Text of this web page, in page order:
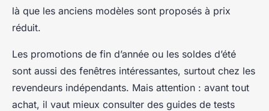
là que les anciens modèles sont proposés à prix
réduit.
Les promotions de fin d’année ou les soldes d’été
sont aussi des fenêtres intéressantes, surtout chez les
revendeurs indépendants. Mais attention : avant tout
achat, il vaut mieux consulter des guides de tests